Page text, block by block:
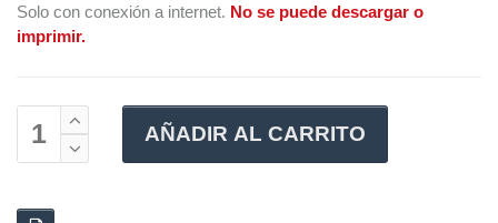
Solo con conexión a internet. No se puede descargar o
imprimir.
AÑADIR AL CARRITO